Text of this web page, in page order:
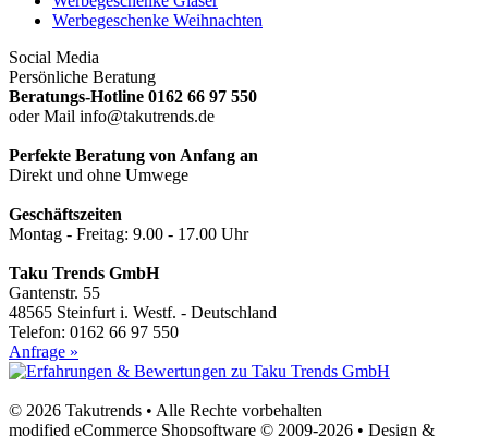
Werbegeschenke Weihnachten
Social Media
Persönliche Beratung
Beratungs-Hotline 0162 66 97 550
oder Mail info@takutrends.de
Perfekte Beratung von Anfang an
Direkt und ohne Umwege
Geschäftszeiten
Montag - Freitag: 9.00 - 17.00 Uhr
Taku Trends GmbH
Gantenstr. 55
48565 Steinfurt i. Westf. - Deutschland
Telefon: 0162 66 97 550
Anfrage »
© 2026 Takutrends • Alle Rechte vorbehalten
modified eCommerce Shopsoftware © 2009-2026 • Design &